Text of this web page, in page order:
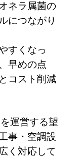
ネラ属菌の
につながり
すくなっ
早めの点
コスト削減
運営する望
事・空調設
く対応して